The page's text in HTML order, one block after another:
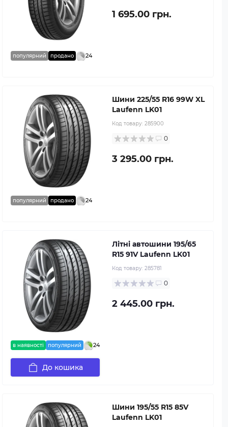
популярний продано 24
1 695.00 грн.
популярний продано 24
Шини 225/55 R16 99W XL
Laufenn LK01
Код товару: 285900
0
3 295.00 грн.
в наявності популярний 24
Літні автошини 195/65
R15 91V Laufenn LK01
Код товару: 285781
0
2 445.00 грн.
До кошика
Шини 195/55 R15 85V
Laufenn LK01